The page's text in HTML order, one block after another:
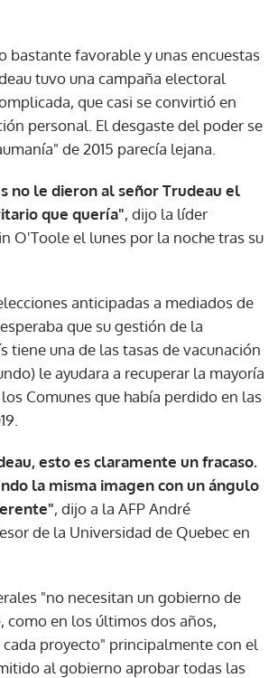
bastante favorable y unas encuestas
tuvo una campaña electoral
que casi se convirtió en
personal. El desgaste del poder se
de 2015 parecía lejana.
no le dieron al señor Trudeau el
que quería", dijo la líder
O'Toole el lunes por la noche tras su
anticipadas a mediados de
que su gestión de la
tiene una de las tasas de vacunación
le ayudara a recuperar la mayoría
Comunes que había perdido en las
esto es claramente un fracaso.
la misma imagen con un ángulo
, dijo a la AFP André
de la Universidad de Quebec en
"no necesitan un gobierno de
como en los últimos dos años,
proyecto" principalmente con el
al gobierno aprobar todas las